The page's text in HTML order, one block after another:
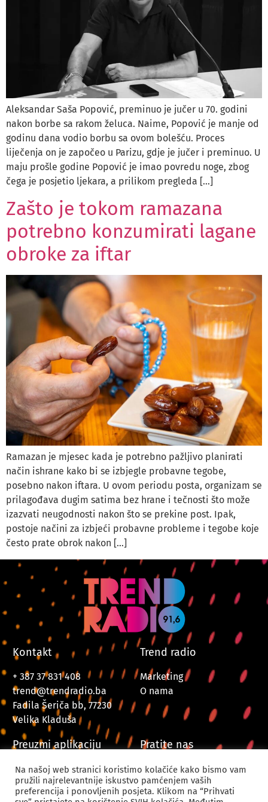
Aleksandar Saša Popović, preminuo je jučer u 70. godini
nakon borbe sa rakom želuca. Naime, Popović je manje od
godinu dana vodio borbu sa ovom bolešću. Proces
liječenja on je započeo u Parizu, gdje je jučer i preminuo. U
maju prošle godine Popović je imao povredu noge, zbog
čega je posjetio ljekara, a prilikom pregleda […]
Zašto je tokom ramazana
potrebno konzumirati lagane
obroke za iftar
Ramazan je mjesec kada je potrebno pažljivo planirati
način ishrane kako bi se izbjegle probavne tegobe,
posebno nakon iftara. U ovom periodu posta, organizam se
prilagođava dugim satima bez hrane i tečnosti što može
izazvati neugodnosti nakon što se prekine post. Ipak,
postoje načini za izbjeći probavne probleme i tegobe koje
često prate obrok nakon […]
Kontakt
+ 387 37 831 408
trend@trendradio.ba
Fadila Šeriča bb, 77230
Velika Kladuša
Trend radio
Marketing
O nama
Preuzmi aplikaciju Pratite nas
Na našoj web stranici koristimo kolačiće kako bismo vam
pružili najrelevantnije iskustvo pamćenjem vaših
preferencija i ponovljenih posjeta. Klikom na “Prihvati